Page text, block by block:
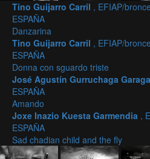
Tino Guijarro Carril , EFIAP/
ESPAÑA
Danzarina
Tino Guijarro Carril , EFIAP/
ESPAÑA
Donna con sguardo triste
José Agustín Gurruchaga
ESPAÑA
Amando
Joxe Inazio Kuesta Garmendia ,
ESPAÑA
Sad chadian child and the fly